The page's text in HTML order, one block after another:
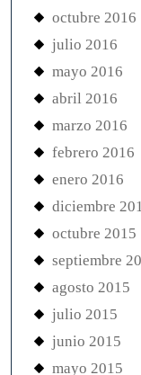
octubre 2016
julio 2016
mayo 2016
abril 2016
marzo 2016
febrero 2016
enero 2016
diciembre
octubre 2015
septiembre
agosto 2015
julio 2015
junio 2015
mayo 2015